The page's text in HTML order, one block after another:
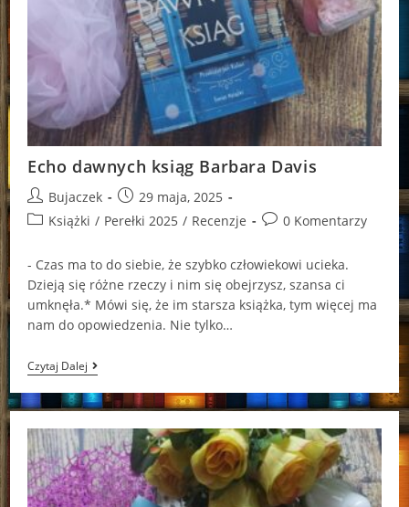
Echo dawnych ksiąg Barbara Davis
Post
author:
Bujaczek
Post
published:
29 maja, 2025
PostKsiążki / Perełki 2025 / Recenzje
Post0 Komentarzy
- Czas ma to do siebie, że szybko człowiekowi ucieka.
Dzieją się różne rzeczy i nim się obejrzysz, szansa ci
umknęła.* Mówi się, że im starsza książka, tym więcej ma
nam do opowiedzenia. Nie tylko…
Czytaj DalejEcho
Dawnych
Ksiąg
Barbara